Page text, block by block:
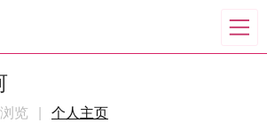
览 | 个人主页